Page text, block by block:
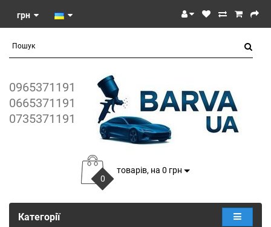
грн
0965371191
0665371191
0735371191
0
товарів, на 0 грн
Категорії